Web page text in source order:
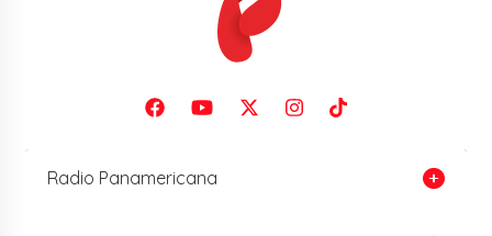
Radio Panamericana